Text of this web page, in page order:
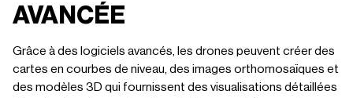
AVANCÉE
Grâce à des logiciels avancés, les drones peuvent créer des
cartes en courbes de niveau, des images orthomosaïques et
des modèles 3D qui fournissent des visualisations détaillées